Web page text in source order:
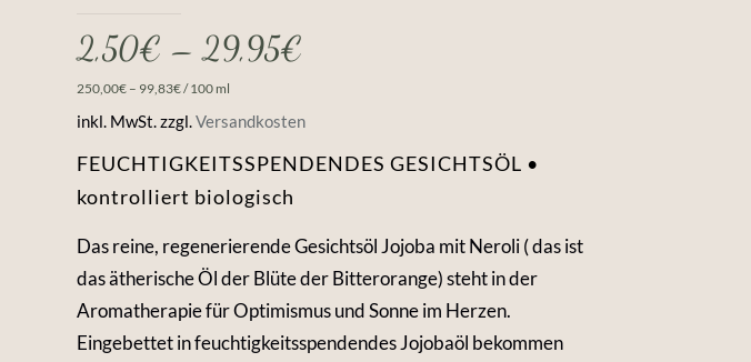
2,50€ –29,95€
250,00€– 99,83€/100 ml
inkl. MwSt.zzgl.Versandkosten
FEUCHTIGKEITSSPENDENDES GESICHTSÖL •
kontrolliert biologisch
Das reine, regenerierende Gesichtsöl Jojoba mit Neroli ( das ist
das ätherische Öl der Blüte der Bitterorange) steht in der
Aromatherapie für Optimismus und Sonne im Herzen.
Eingebettet in feuchtigkeitsspendendes Jojobaöl bekommen